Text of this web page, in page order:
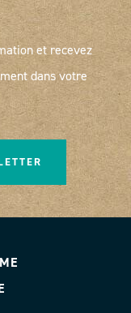
et recevez
dans votre